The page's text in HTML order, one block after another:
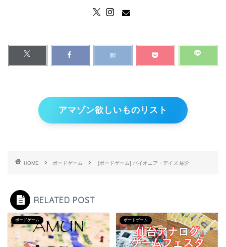
アマゾン欲しいものリスト
HOME ボードゲーム [ボードゲーム] パイオニア・デイズ 紹介
RELATED POST
ボードゲーム ボードゲーム